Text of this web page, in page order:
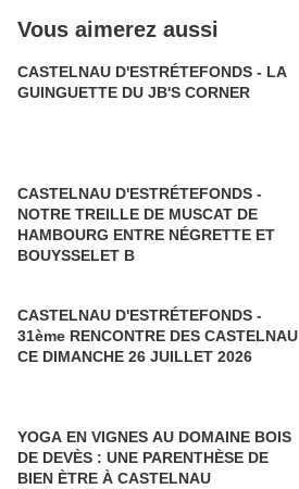
Vous aimerez aussi
CASTELNAU D'ESTRÉTEFONDS - LA
GUINGUETTE DU JB'S CORNER
CASTELNAU D'ESTRÉTEFONDS -
NOTRE TREILLE DE MUSCAT DE
HAMBOURG ENTRE NÉGRETTE ET
BOUYSSELET B
CASTELNAU D'ESTRÉTEFONDS -
31ème RENCONTRE DES CASTELNAU
CE DIMANCHE 26 JUILLET 2026
YOGA EN VIGNES AU DOMAINE BOIS
DE DEVÈS : UNE PARENTHÈSE DE
BIEN ÈTRE À CASTELNAU